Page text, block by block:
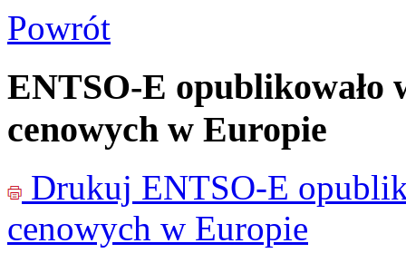
Powrót
ENTSO-E opublikowało
cenowych w Europie
Drukuj ENTSO-E
cenowych w Europie